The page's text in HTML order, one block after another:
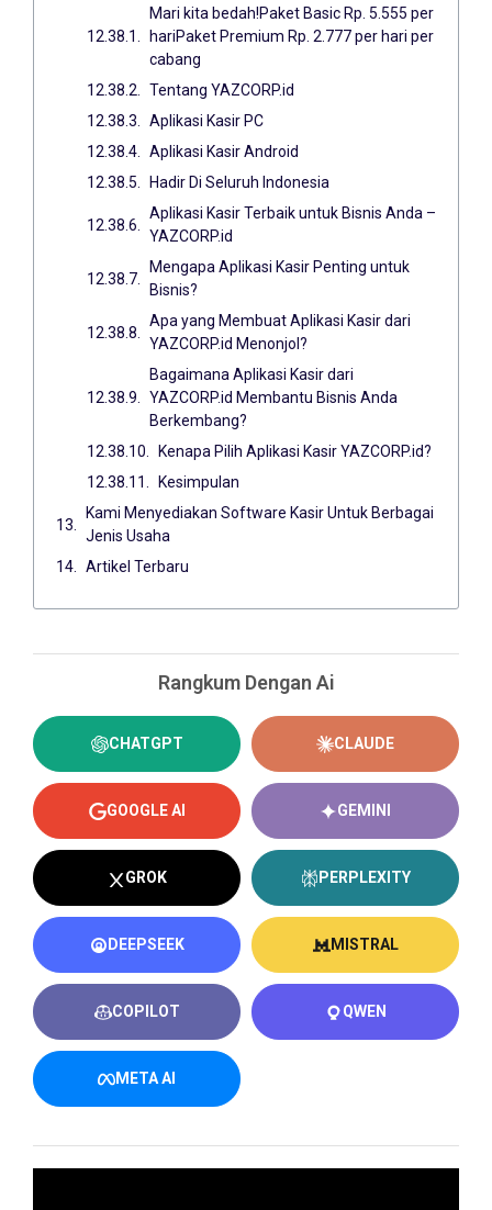
Mari kita bedah!Paket Basic Rp. 5.555 per
hariPaket Premium Rp. 2.777 per hari per
cabang
Tentang YAZCORP.id
Aplikasi Kasir PC
Aplikasi Kasir Android
Hadir Di Seluruh Indonesia
Aplikasi Kasir Terbaik untuk Bisnis Anda –
YAZCORP.id
Mengapa Aplikasi Kasir Penting untuk
Bisnis?
Apa yang Membuat Aplikasi Kasir dari
YAZCORP.id Menonjol?
Bagaimana Aplikasi Kasir dari
YAZCORP.id Membantu Bisnis Anda
Berkembang?
Kenapa Pilih Aplikasi Kasir YAZCORP.id?
Kesimpulan
Kami Menyediakan Software Kasir Untuk Berbagai
Jenis Usaha
Artikel Terbaru
Rangkum Dengan Ai
CHATGPT CLAUDE
GOOGLE AI GEMINI
GROK PERPLEXITY
DEEPSEEK MISTRAL
COPILOT QWEN
META AI